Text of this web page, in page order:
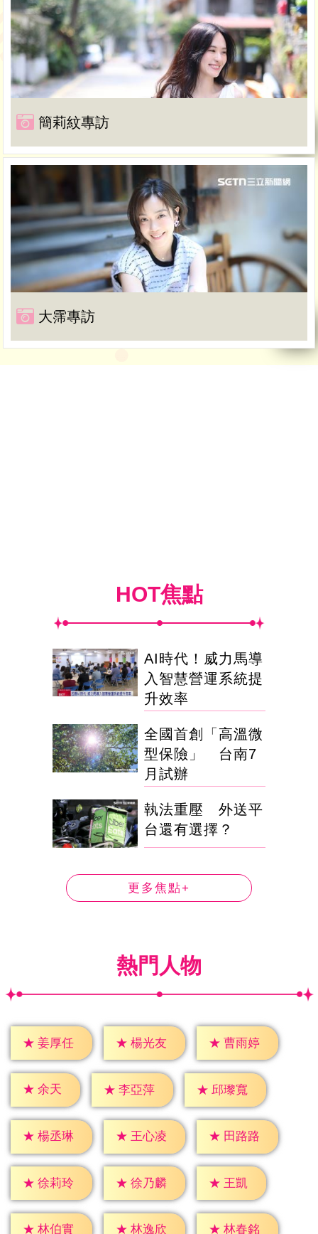
簡莉紋專訪
大霈專訪
HOT焦點
AI時代！威力馬導
入智慧營運系統提
升效率
全國首創「高溫微
型保險」 台南7
月試辦
執法重壓 外送平
台還有選擇？
更多焦點+
熱門人物
★ 姜厚任 ★ 楊光友 ★ 曹雨婷
★ 余天 ★ 李亞萍 ★ 邱瓈寬
★ 楊丞琳 ★ 王心凌 ★ 田路路
★ 徐莉玲 ★ 徐乃麟 ★ 王凱
★ 林伯實 ★ 林逸欣 ★ 林春銘